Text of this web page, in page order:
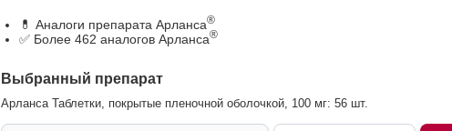
💊 Аналоги препарата Арланса®
✅ Более 462 аналогов Арланса®
Выбранный препарат
Арланса Таблетки, покрытые пленочной оболочкой, 100 мг: 56 шт.